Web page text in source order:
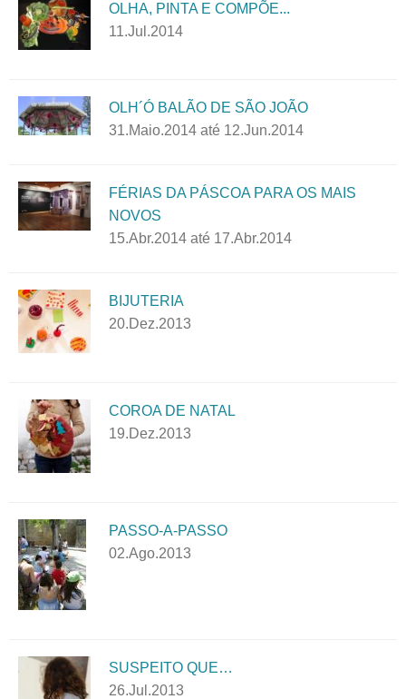
OLHA, PINTA E COMPÕE...
11.Jul.2014
OLH´Ó BALÃO DE SÃO JOÃO
31.Maio.2014 até 12.Jun.2014
FÉRIAS DA PÁSCOA PARA OS MAIS
NOVOS
15.Abr.2014 até 17.Abr.2014
BIJUTERIA
20.Dez.2013
COROA DE NATAL
19.Dez.2013
PASSO-A-PASSO
02.Ago.2013
SUSPEITO QUE…
26.Jul.2013